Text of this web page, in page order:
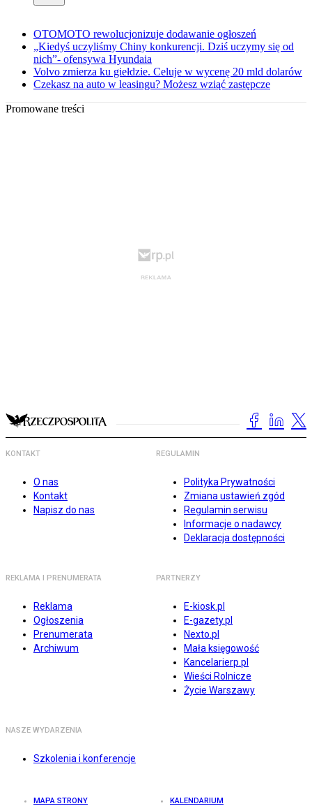
OTOMOTO rewolucjonizuje dodawanie ogłoszeń
„Kiedyś uczyliśmy Chiny konkurencji. Dziś uczymy się od
nich”- ofensywa Hyundaia
Volvo zmierza ku giełdzie. Celuje w wycenę 20 mld dolarów
Czekasz na auto w leasingu? Możesz wziąć zastępcze
Promowane treści
KONTAKT
O nas
Kontakt
Napisz do nas
REGULAMIN
Polityka Prywatności
Zmiana ustawień zgód
Regulamin serwisu
Informacje o nadawcy
Deklaracja dostępności
REKLAMA I PRENUMERATA
Reklama
Ogłoszenia
Prenumerata
Archiwum
PARTNERZY
E-kiosk.pl
E-gazety.pl
Nexto.pl
Mała księgowość
Kancelarierp.pl
Wieści Rolnicze
Życie Warszawy
NASZE WYDARZENIA
Szkolenia i konferencje
MAPA STRONY KALENDARIUM